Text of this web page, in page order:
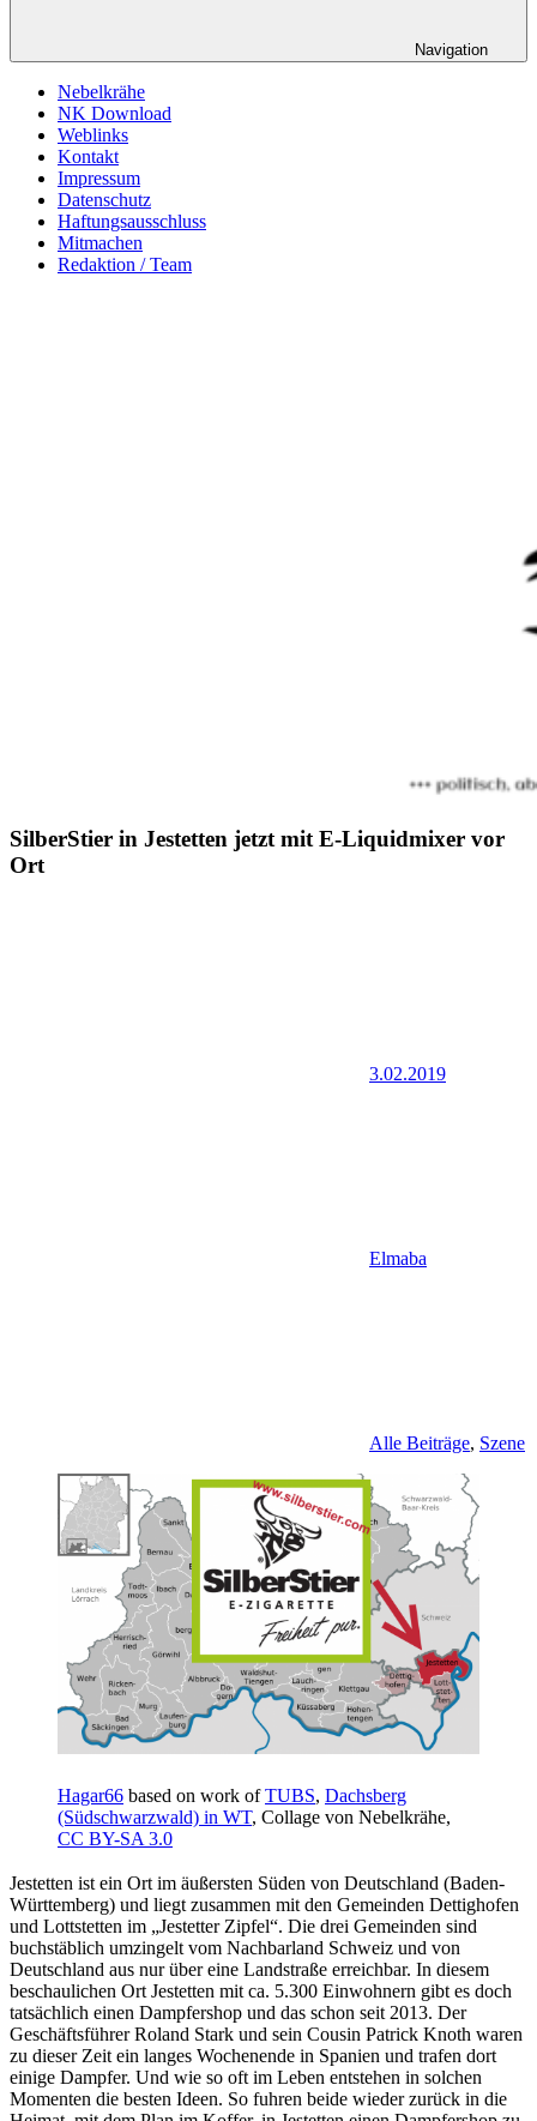
Navigation
Nebelkrähe
NK Download
Weblinks
Kontakt
Impressum
Datenschutz
Haftungsausschluss
Mitmachen
Redaktion / Team
SilberStier in Jestetten jetzt mit E-Liquidmixer vor
Ort
3.02.2019
Elmaba
Alle Beiträge, Szene
Hagar66 based on work ofTUBS, Dachsberg
(Südschwarzwald) in WT, Collage von Nebelkrähe,
CC BY-SA 3.0
Jestetten ist ein Ort im äußersten Süden von Deutschland (Baden-
Württemberg) und liegt zusammen mit den Gemeinden Dettighofen
und Lottstetten im „Jestetter Zipfel“. Die drei Gemeinden sind
buchstäblich umzingelt vom Nachbarland Schweiz und von
Deutschland aus nur über eine Landstraße erreichbar. In diesem
beschaulichen Ort Jestetten mit ca. 5.300 Einwohnern gibt es doch
tatsächlich einen Dampfershop und das schon seit 2013. Der
Geschäftsführer Roland Stark und sein Cousin Patrick Knoth waren
zu dieser Zeit ein langes Wochenende in Spanien und trafen dort
einige Dampfer. Und wie so oft im Leben entstehen in solchen
Momenten die besten Ideen. So fuhren beide wieder zurück in die